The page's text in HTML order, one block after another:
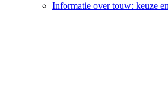
Informatie over touw: keuze